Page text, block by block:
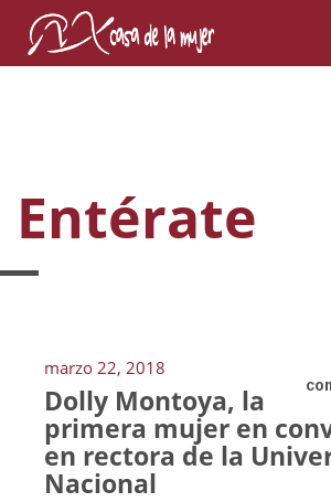
Entérate
marzo 22, 2018
Dolly Montoya, la
primera mujer en
en rectora de la
Nacional